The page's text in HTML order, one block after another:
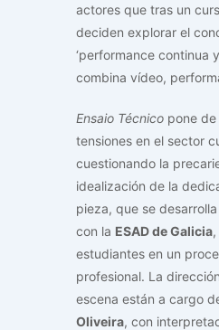
actores que tras un
deciden explorar el
‘performance continua
combina vídeo,
Ensaio Técnico pone
tensiones en el sector
cuestionando la
idealización de la
pieza, que se
con la ESAD de Galicia
estudiantes en un
profesional. La
escena están a cargo
Oliveira, con